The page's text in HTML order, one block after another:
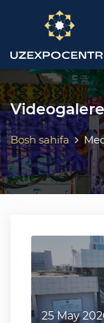
menu
Bosh sahifa
25 May